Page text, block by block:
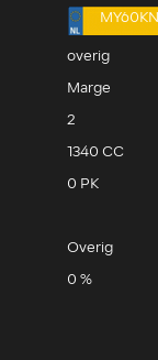
MY60KN
overig
Marge
2
1340 CC
0 PK
Overig
0 %